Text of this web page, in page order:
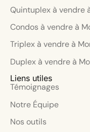
Quintuplex à vendre
Condos à vendre à
Triplex à vendre à
Duplex à vendre à
Liens utiles
Témoignages
Notre Équipe
Nos outils